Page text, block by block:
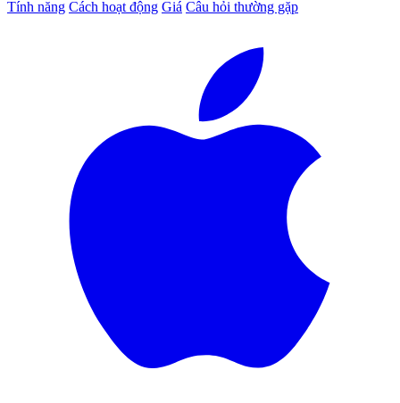
Tính năng Cách hoạt động Giá Câu hỏi thường gặp